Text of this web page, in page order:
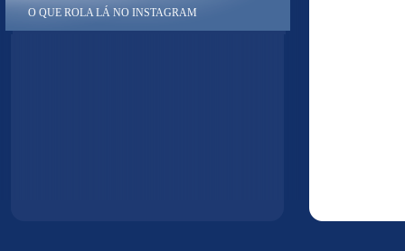
O QUE ROLA LÁ NO INSTAGRAM